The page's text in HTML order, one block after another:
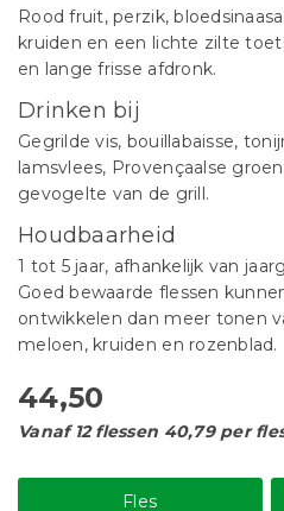
Rood fruit, perzik,
kruiden en een lichte zilte
en lange frisse afdronk.
Drinken bij
Gegrilde vis, bouillabaisse,
lamsvlees, Provençaalse
gevogelte van de grill.
Houdbaarheid
1 tot 5 jaar, afhankelijk van
Goed bewaarde flessen
ontwikkelen dan meer tonen
meloen, kruiden en rozenblad.
44,50
Vanaf 12 flessen 40,79 per
Fles